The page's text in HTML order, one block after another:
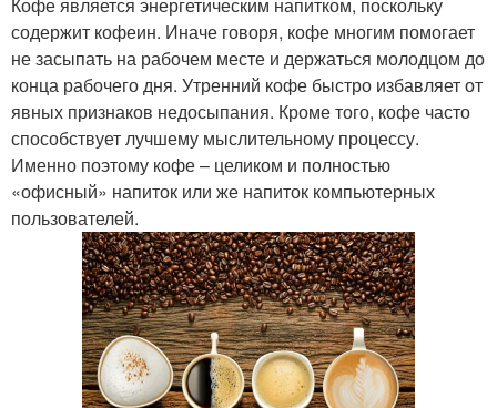
содержит кофеин. Иначе говоря, кофе многим помогает
не засыпать на рабочем месте и держаться молодцом до
конца рабочего дня. Утренний кофе быстро избавляет от
явных признаков недосыпания. Кроме того, кофе часто
способствует лучшему мыслительному процессу.
Именно поэтому кофе – целиком и полностью
«офисный» напиток или же напиток компьютерных
пользователей.